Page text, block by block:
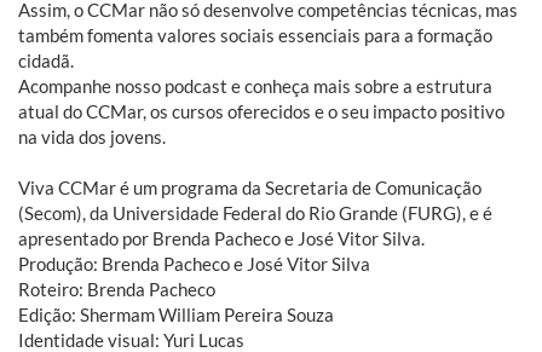
Assim, o CCMar não só desenvolve competências técnicas, mas
também fomenta valores sociais essenciais para a formação
cidadã.
Acompanhe nosso podcast e conheça mais sobre a estrutura
atual do CCMar, os cursos oferecidos e o seu impacto positivo
na vida dos jovens.
Viva CCMar é um programa da Secretaria de Comunicação
(Secom), da Universidade Federal do Rio Grande (FURG), e é
apresentado por Brenda Pacheco e José Vitor Silva.
Produção: Brenda Pacheco e José Vitor Silva
Roteiro: Brenda Pacheco
Edição: Shermam William Pereira Souza
Identidade visual: Yuri Lucas